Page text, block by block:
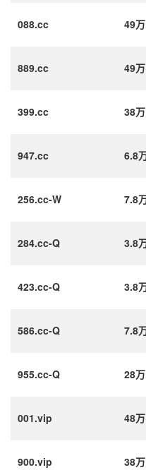
088.cc 49万
889.cc 49万
399.cc 38万
947.cc 6.8
256.cc-W 7.8
284.cc-Q 3.8
423.cc-Q 3.8
586.cc-Q 7.8
955.cc-Q 28万
001.vip 48万
900.vip 38万